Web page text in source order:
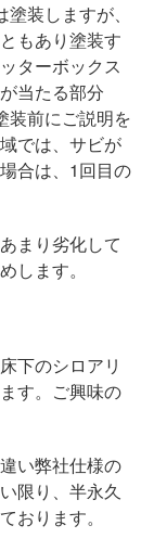
装しますが、
もあり塗装す
ターボックス
当たる部分
装前にご説明を
では、サビが
合は、1回目の
まり劣化して
します。
下のシロアリ
す。ご興味の
い弊社仕様の
限り、半永久
おります。